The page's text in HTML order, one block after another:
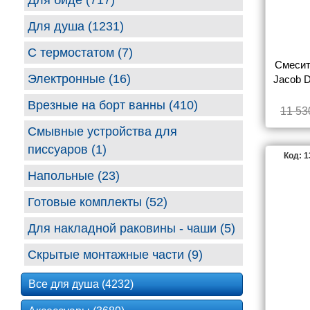
Jacob
11
Код:
Для душа (1231)
С термостатом (7)
Электронные (16)
Врезные на борт ванны (410)
Смывные устройства для
писсуаров (1)
Напольные (23)
Готовые комплекты (52)
Для накладной раковины - чаши (5)
Скрытые монтажные части (9)
Все для душа (4232)